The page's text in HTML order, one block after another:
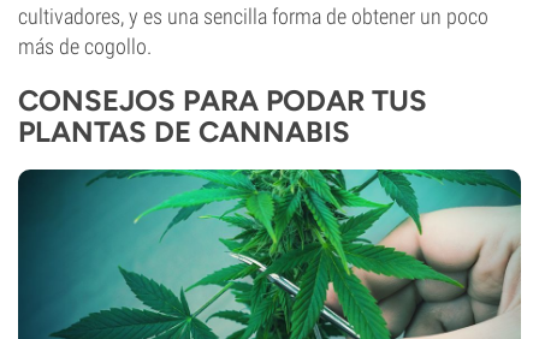
cultivadores, y es una sencilla forma de obtener un poco
más de cogollo.
CONSEJOS PARA PODAR TUS
PLANTAS DE CANNABIS